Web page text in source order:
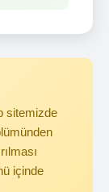
sitemizde
içinde